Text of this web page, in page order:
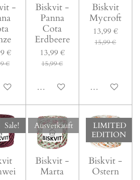
-
€
€
Warenkorb
Biskvit -
Panna
Cota
Erdbeere
13,99 €
15,99 €
In den Warenkorb
Biskvit
Mycroft
13,99 €
15,99 €
In den
Sale! Ausverkauft
Biskvit -
Marta
LIMITED
EDITION
Biskvit -
Ostern